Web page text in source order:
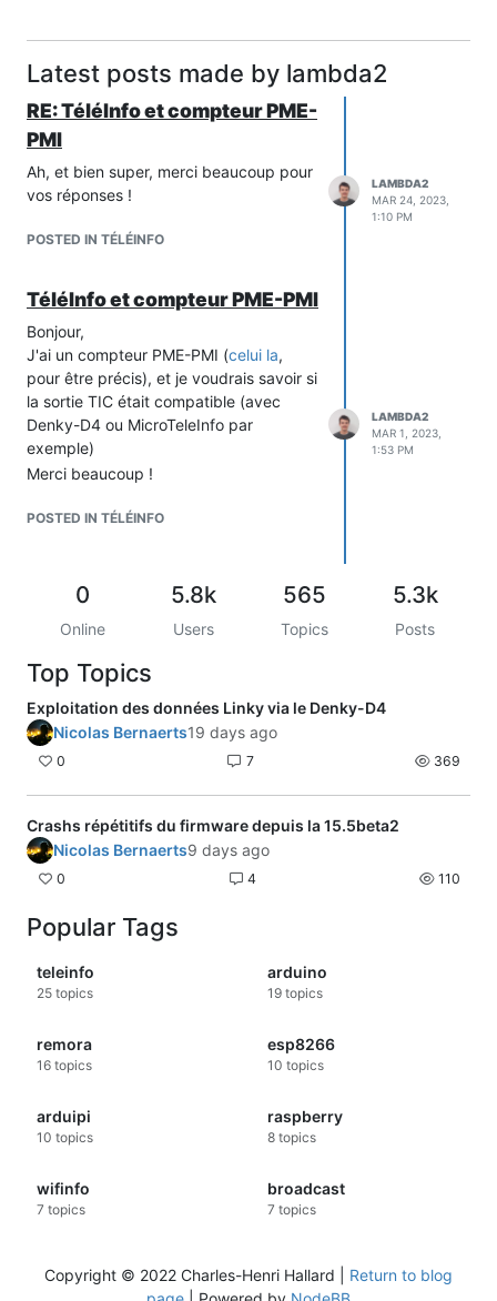
Latest posts made by lambda2
RE: TéléInfo et compteur PME-
PMI
Ah, et bien super, merci beaucoup pour
vos réponses !
POSTED IN TÉLÉINFO
LAMBDA2
MAR 24, 2023,
1:10 PM
TéléInfo et compteur PME-PMI
Bonjour,
J'ai un compteur PME-PMI (celui la,
pour être précis), et je voudrais savoir si
la sortie TIC était compatible (avec
Denky-D4 ou MicroTeleInfo par
exemple)
Merci beaucoup !
POSTED IN TÉLÉINFO
LAMBDA2
MAR 1, 2023,
1:53 PM
0
Online
5.8k
Users
565
Topics
5.3k
Posts
Top Topics
Exploitation des données Linky via le Denky-D4
Nicolas Bernaerts19 days ago
0 7 369
Crashs répétitifs du firmware depuis la 15.5beta2
Nicolas Bernaerts9 days ago
0 4 110
Popular Tags
teleinfo
25 topics
arduino
19 topics
remora
16 topics
esp8266
10 topics
arduipi
10 topics
raspberry
8 topics
wifinfo
7 topics
broadcast
7 topics
Copyright © 2022 Charles-Henri Hallard | Return to blog